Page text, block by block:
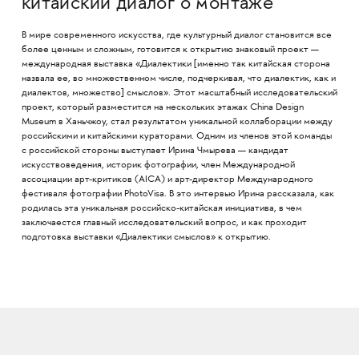
китайский диалог о монтаже
В мире современного искусства, где культурный диалог становится все
более ценным и сложным, готовится к открытию знаковый проект —
международная выставка «Диалектики [именно так китайская сторона
назвала ее, во множественном числе, подчеркивая, что диалектик, как и
диалектов, множество] смыслов». Этот масштабный исследовательский
проект, который разместится на нескольких этажах China Design
Museum в Ханьчжоу, стал результатом уникальной коллаборации между
российскими и китайскими кураторами. Одним из членов этой команды
с российской стороны выступает Ирина Чмырева — кандидат
искусствоведения, историк фотографии, член Международной
ассоциации арт-критиков (AICA) и арт-директор Международного
фестиваля фотографии PhotoVisa. В это интервью Ирина рассказала, как
родилась эта уникальная российско-китайская инициатива, в чем
заключаестся главный исследовательский вопрос, и как проходит
подготовка выставки «Диалектики смыслов» к открытию.